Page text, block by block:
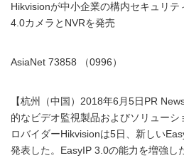
Hikvisionが中小企業の構内セキュリ
4.0カメラとNVRを発売
AsiaNet 73858 （0996）
【杭州（中国）2018年6月5日PR
的なビデオ監視製品およびソリュー
ロバイダーHikvisionは5日、新しい
発表した。EasyIP 3.0の能力を増強し